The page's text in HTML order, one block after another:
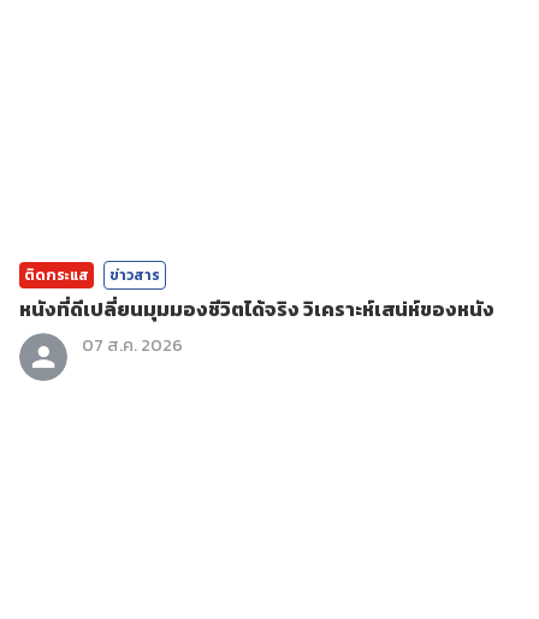
ติดกระแส ข่าวสาร
หนังที่ดีเปลี่ยนมุมมองชีวิตได้จริง วิเคราะห์เสน่ห์ของหนัง
07 ส.ค. 2026